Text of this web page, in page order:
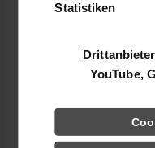
Statistiken
YouTube,
Gutenbergstraße 19
Leinfelden-
Marita Wolf